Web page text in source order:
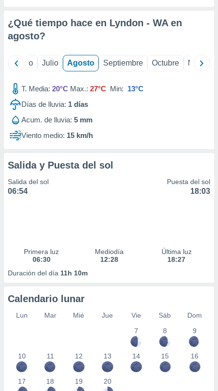
e
mediante
publicidad
publicidad
de
1199
¿Qué tiempo hace en Lyndon - WA en
agosto?
Junio Julio Agosto Septiembre Octubre
T. Media: 20°C Max.: 27°C Min: 13°C
Días de lluvia: 1 días
Acum. de lluvia: 5 mm
Viento medio: 15 km/h
Salida y Puesta del sol
Salida del sol
06:54
Puesta del sol
18:03
Primera luz
06:30
Mediodía
12:28
Última luz
18:27
Duración del día 11h 10m
Calendario lunar
Lun Mar Mié Jue Vie Sáb
Dom
7
8 9
10 11 12 13 14 15 16
17 18 19 20